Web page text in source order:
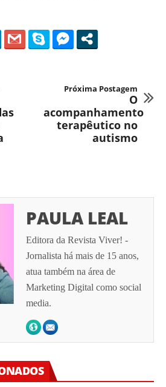
Próxima Postagem
O
acompanhamento
terapêutico no
autismo
PAULA LEAL
Editora da Revista Viver! -
Jornalista há mais de 15 anos,
atua também na área de
Marketing Digital como social
media.